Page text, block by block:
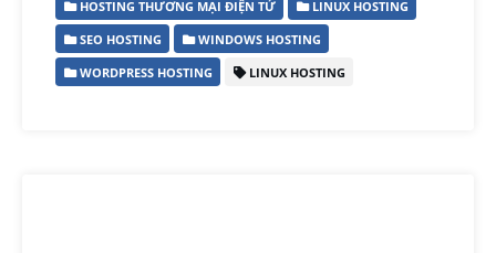
HOSTING THƯƠNG MẠI ĐIỆN TỬ
LINUX HOSTING
SEO HOSTING
WINDOWS HOSTING
WORDPRESS HOSTING
LINUX HOSTING